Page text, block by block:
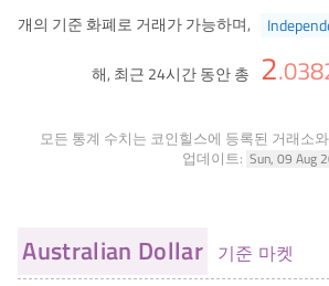
개의 기준 화폐로 거래가 가능하며,
해, 최근 24시간 동안 총 2.
모든 통계 수치는 코인힐스에 등록된 거래소
업데이트: Sun, 09 Aug
Australian Dollar 기준 마켓